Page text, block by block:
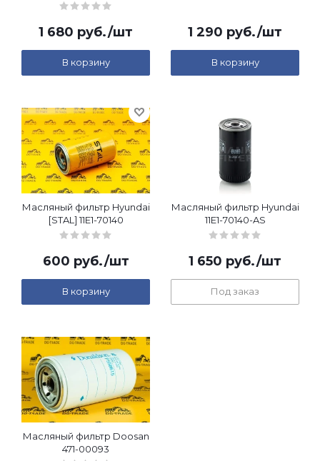
1 680 руб./шт
В корзину
1 290 руб./шт
В корзину
Масляный фильтр Hyundai
[STAL] 11E1-70140
600 руб./шт
В корзину
Масляный фильтр Hyundai
11E1-70140-AS
1 650 руб./шт
Под заказ
Масляный фильтр Doosan
471-00093